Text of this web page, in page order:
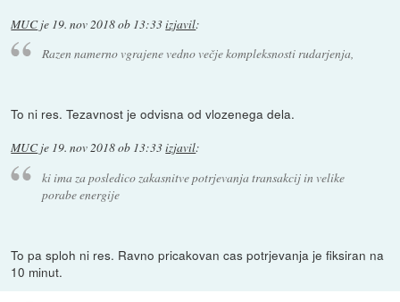
MUCje 19. nov 2018 ob 13:33izjavil:
Razen namerno vgrajene vedno večje kompleksnosti rudarjenja,
To ni res. Tezavnost je odvisna od vlozenega dela.
MUCje 19. nov 2018 ob 13:33izjavil:
ki ima za posledico zakasnitve potrjevanja transakcij in velike
porabe energije
To pa sploh ni res. Ravno pricakovan cas potrjevanja je fiksiran na
10 minut.